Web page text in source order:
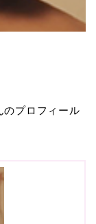
のプロフィール